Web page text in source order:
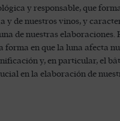
y responsable, que
y de nuestros vinos, y
de nuestras elaboraciones.
forma en que la luna afecta
y, en particular, el
en la elaboración de